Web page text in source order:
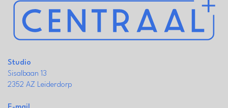
Studio
Sisalbaan 13
2352 AZ Leiderdorp